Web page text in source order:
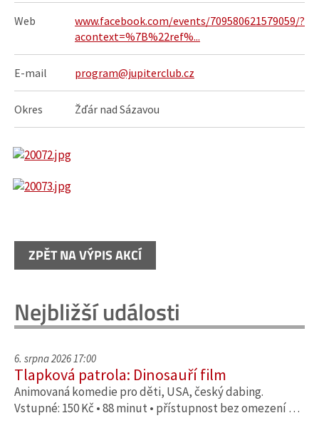
Web
www.facebook.com/events/709580621579059/?
acontext=%7B%22ref%...
E-mail program@jupiterclub.cz
Okres Žďár nad Sázavou
ZPĚT NA VÝPIS AKCÍ
Nejbližší události
6. srpna 2026 17:00
Tlapková patrola: Dinosauří film
Animovaná komedie pro děti, USA, český dabing.
Vstupné: 150 Kč • 88 minut • přístupnost bez omezení …